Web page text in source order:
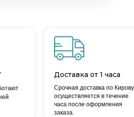
Срочная доставка по Кирову
осуществляется в течение
часа после оформления
заказа.
Доставка от 1 часа